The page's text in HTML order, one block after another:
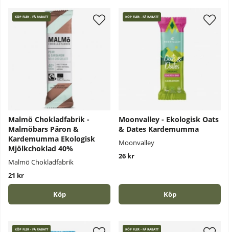
KÖP FLER - FÅ RABATT
Malmö Chokladfabrik -
Malmöbars Päron &
Kardemumma Ekologisk
Mjölkchoklad 40%
Malmö Chokladfabrik
21 kr
Köp
KÖP FLER - FÅ RABATT
Moonvalley - Ekologisk Oats
& Dates Kardemumma
Moonvalley
26 kr
Köp
KÖP FLER - FÅ RABATT KÖP FLER - FÅ RABATT